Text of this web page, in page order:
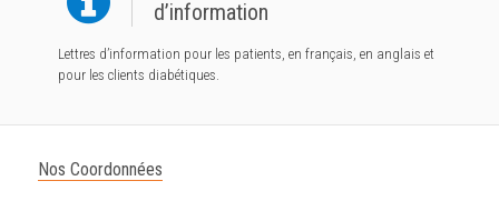
d’information
Lettres d’information pour les patients, en français, en anglais et
pour les clients diabétiques.
Nos Coordonnées